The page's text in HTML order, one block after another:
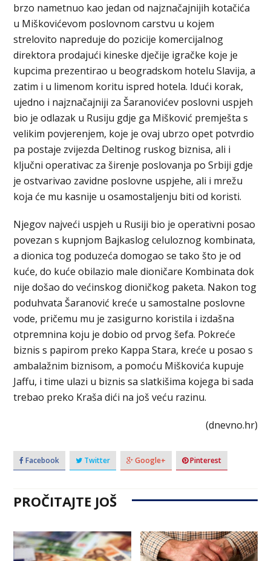
brzo nametnuo kao jedan od najznačajnijih kotačića
u Miškovićevom poslovnom carstvu u kojem
strelovito napreduje do pozicije komercijalnog
direktora prodajući kineske dječije igračke koje je
kupcima prezentirao u beogradskom hotelu Slavija, a
zatim i u limenom koritu ispred hotela. Idući korak,
ujedno i najznačajniji za Šaranovićev poslovni uspjeh
bio je odlazak u Rusiju gdje ga Mišković premješta s
velikim povjerenjem, koje je ovaj ubrzo opet potvrdio
pa postaje zvijezda Deltinog ruskog biznisa, ali i
ključni operativac za širenje poslovanja po Srbiji gdje
je ostvarivao zavidne poslovne uspjehe, ali i mrežu
koja će mu kasnije u osamostaljenju biti od koristi.
Njegov najveći uspjeh u Rusiji bio je operativni posao
povezan s kupnjom Bajkaslog celuloznog kombinata,
a dionica tog poduzeća domogao se tako što je od
kuće, do kuće obilazio male dioničare Kombinata dok
nije došao do većinskog dioničkog paketa. Nakon tog
poduhvata Šaranović kreće u samostalne poslovne
vode, pričemu mu je zasigurno koristila i izdašna
otpremnina koju je dobio od prvog šefa. Pokreće
biznis s papirom preko Kappa Stara, kreće u posao s
ambalažnim biznisom, a pomoću Miškovića kupuje
Jaffu, i time ulazi u biznis sa slatkišima kojega bi sada
trebao preko Kraša dići na još veću razinu.
(dnevno.hr)
Facebook Twitter Google+ Pinterest
PROČITAJTE JOŠ